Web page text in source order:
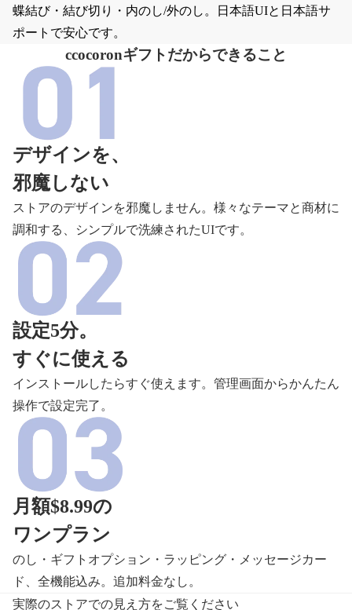
蝶結び・結び切り・内のし/外のし。日本語UIと日本語サ
ポートで安心です。
ccocoronギフトだからできること
デザインを、
邪魔しない
ストアのデザインを邪魔しません。様々なテーマと商材に
調和する、シンプルで洗練されたUIです。
設定5分。
すぐに使える
インストールしたらすぐ使えます。管理画面からかんたん
操作で設定完了。
月額$8.99の
ワンプラン
のし・ギフトオプション・ラッピング・メッセージカー
ド、全機能込み。追加料金なし。
実際のストアでの見え方をご覧ください